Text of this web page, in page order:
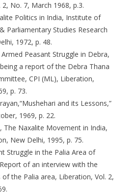
No. 7, March 1968, p.3.
Politics in India, Institute of
Parliamentary Studies Research
1972, p. 48.
Peasant Struggle in Debra,
a report of the Debra Thana
CPI (ML), Liberation,
p. 73.
and its Lessons,”
1969, p. 22.
The Naxalite Movement in India,
New Delhi, 1995, p. 75.
Struggle in the Palia Area of
of an interview with the
the Palia area, Liberation, Vol. 2,